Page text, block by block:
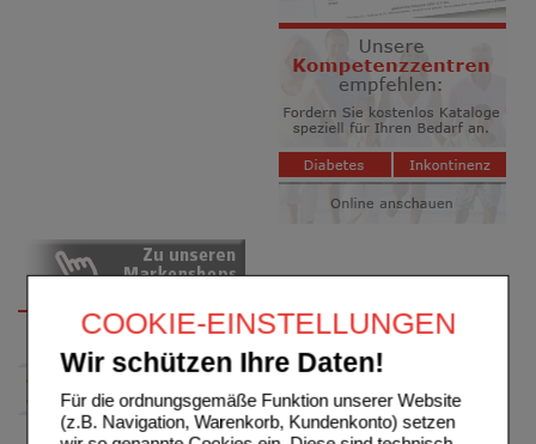
COOKIE-EINSTELLUNGEN
Wir schützen Ihre Daten!
Für die ordnungsgemäße Funktion unserer Website
(z.B. Navigation, Warenkorb, Kundenkonto) setzen